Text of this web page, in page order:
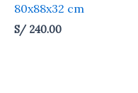
80x88x32 cm
S/240.00